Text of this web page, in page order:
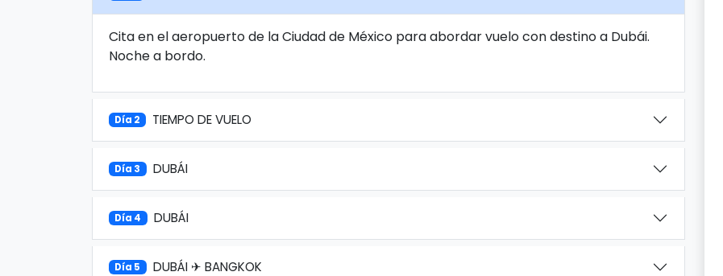
Cita en el aeropuerto de la Ciudad de México para abordar vuelo con destino a Dubái.
Noche a bordo.
Día 2 TIEMPO DE VUELO
Día 3 DUBÁI
Día 4 DUBÁI
Día 5 DUBÁI ✈ BANGKOK